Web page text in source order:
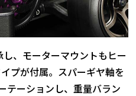
、モーターマウントもヒー
プが付属。スパーギヤ軸を
テーションし、重量バラン